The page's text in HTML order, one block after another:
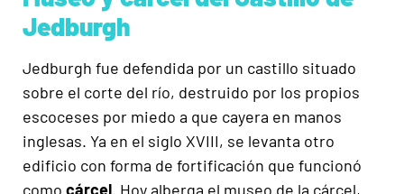
Jedburgh
Jedburgh fue defendida por un castillo situado
sobre el corte del río, destruido por los propios
escoceses por miedo a que cayera en manos
inglesas. Ya en el siglo XVIII, se levanta otro
edificio con forma de fortificación que funcionó
como cárcel. Hoy alberga el museo de la cárcel,